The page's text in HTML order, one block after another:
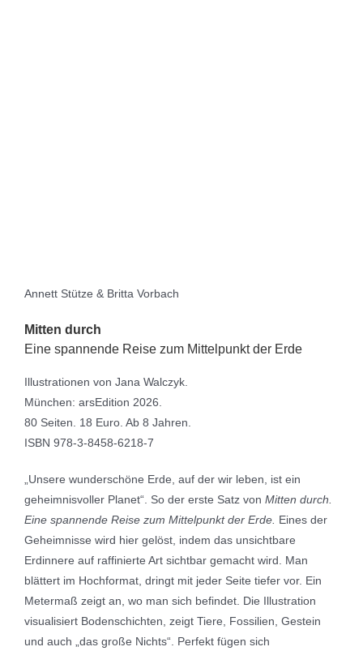
Annett Stütze & Britta Vorbach
Mitten durch
Eine spannende Reise zum Mittelpunkt der Erde
Illustrationen von Jana Walczyk.
München: arsEdition 2026.
80 Seiten. 18 Euro. Ab 8 Jahren.
ISBN 978-3-8458-6218-7
„Unsere wunderschöne Erde, auf der wir leben, ist ein
geheimnisvoller Planet“. So der erste Satz von Mitten durch.
Eine spannende Reise zum Mittelpunkt der Erde. Eines der
Geheimnisse wird hier gelöst, indem das unsichtbare
Erdinnere auf raffinierte Art sichtbar gemacht wird. Man
blättert im Hochformat, dringt mit jeder Seite tiefer vor. Ein
Metermaß zeigt an, wo man sich befindet. Die Illustration
visualisiert Bodenschichten, zeigt Tiere, Fossilien, Gestein
und auch „das große Nichts“. Perfekt fügen sich